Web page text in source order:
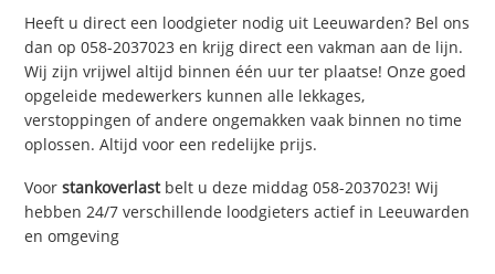
Heeft u direct een loodgieter nodig uit Leeuwarden? Bel ons
dan op 058-2037023 en krijg direct een vakman aan de lijn.
Wij zijn vrijwel altijd binnen één uur ter plaatse! Onze goed
opgeleide medewerkers kunnen alle lekkages,
verstoppingen of andere ongemakken vaak binnen no time
oplossen. Altijd voor een redelijke prijs.
Voorstankoverlastbelt u deze middag 058-2037023! Wij
hebben 24/7 verschillende loodgieters actief in Leeuwarden
en omgeving